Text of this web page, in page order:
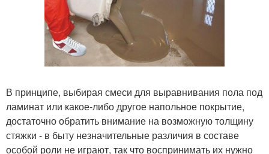
В принципе, выбирая смеси для выравнивания пола под
ламинат или какое-либо другое напольное покрытие,
достаточно обратить внимание на возможную толщину
стяжки - в быту незначительные различия в составе
особой роли не играют, так что воспринимать их нужно